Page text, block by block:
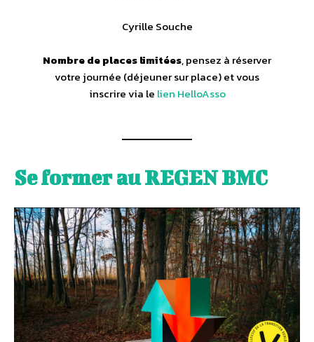
Cyrille Souche
Nombre de places limitées, pensez à réserver
votre journée (déjeuner sur place) et vous
inscrire via le lien HelloAsso
Se former au REGEN BMC